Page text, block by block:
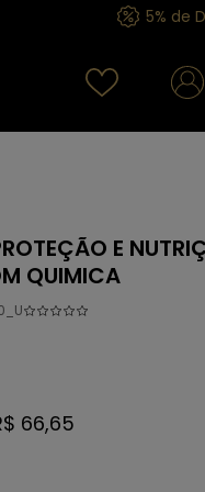
5% de
E
QUIMICA
66,65